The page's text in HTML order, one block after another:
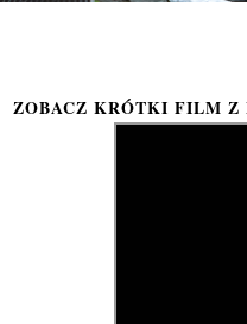
ZOBACZ KRÓTKI FILM Z